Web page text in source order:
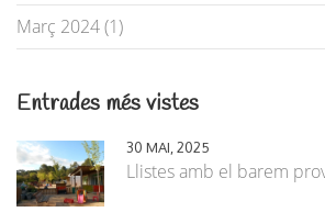
Març 2024 (1)
Entrades més vistes
30 MAI, 2025
Llistes amb el barem